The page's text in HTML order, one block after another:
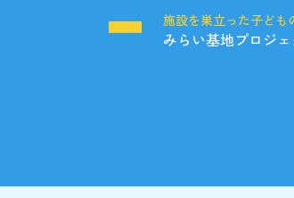
施設を巣立った子ども
みらい基地プロジ